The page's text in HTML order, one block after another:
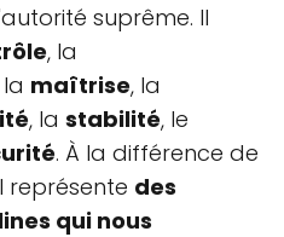
suprême. Il
, la
la maîtrise, la
, la stabilité, le
. À la différence de
représente des
qui nous